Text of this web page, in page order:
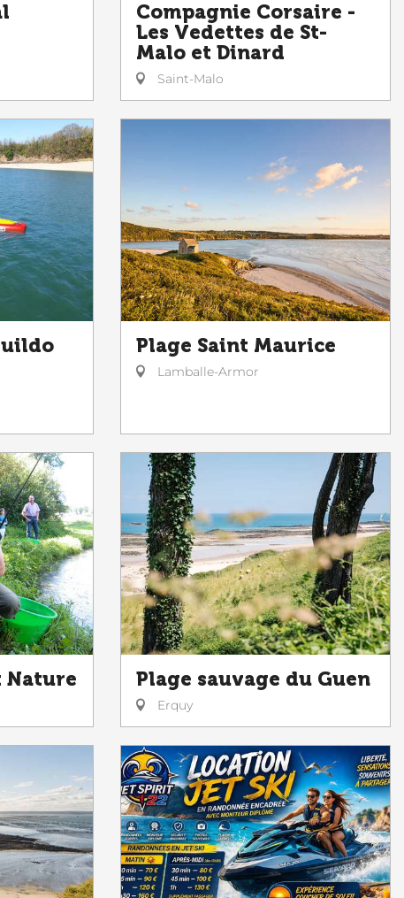
Compagnie Corsaire -
Les Vedettes de St-
Malo et Dinard
Saint-Malo
Plage Saint Maurice
Lamballe-Armor
Nature Plage sauvage du Guen
Erquy